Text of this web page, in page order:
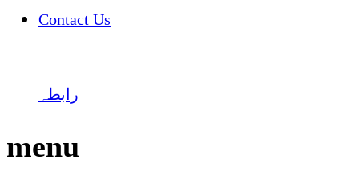
Contact Us
رابطہ
menu